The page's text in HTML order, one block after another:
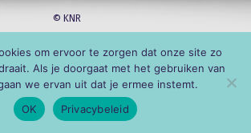
© KNR
om ervoor te zorgen dat onze site zo
Als je doorgaat met het gebruiken van
we ervan uit dat je ermee instemt.
OK
Privacybeleid